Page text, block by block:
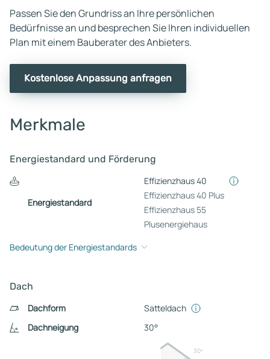
Passen Sie den Grundriss an Ihre persönlichen
Bedürfnisse an und besprechen Sie Ihren individuellen
Plan mit einem Bauberater des Anbieters.
Kostenlose Anpassung anfragen
Merkmale
Energiestandard und Förderung
Energiestandard
Effizienzhaus 40
Effizienzhaus 40 Plus
Effizienzhaus 55
Plusenergiehaus
Bedeutung der Energiestandards
Dach
Dachform
Satteldach
Dachneigung
30°
30º